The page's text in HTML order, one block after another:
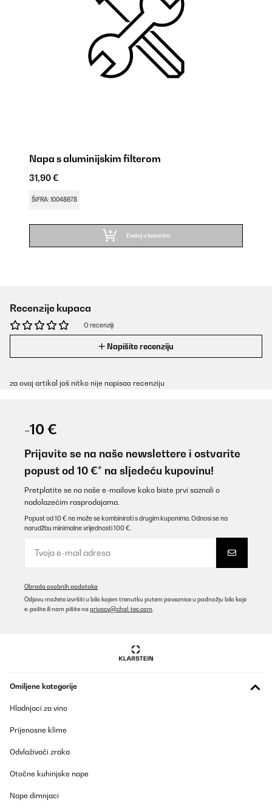
Napa s aluminijskim filterom
31,90 €
ŠIFRA: 10048678
Dodaj u košaricu
Recenzije kupaca
O recenziji
Napišite recenziju
za ovaj artikal još nitko nije napisao recenziju
-10 €
Prijavite se na naše newslettere i ostvarite
popust od 10 €* na sljedeću kupovinu!
Pretplatite se na naše e-mailove kako biste prvi saznali o
nadolazećim rasprodajama.
Popust od 10 € ne može se kombinirati s drugim kuponima. Odnosi se na
narudžbu minimalne vrijednosti 100 €.
Obrada osobnih podataka
Odjavu možete izvršiti u bilo kojem trenutku putem poveznice u podnožju bilo koje
e-pošte ili nam pišite na privacy@chal-tec.com
Omiljene kategorije
Hladnjaci za vino
Prijenosne klime
Odvlaživači zraka
Otočne kuhinjske nape
Nape dimnjaci